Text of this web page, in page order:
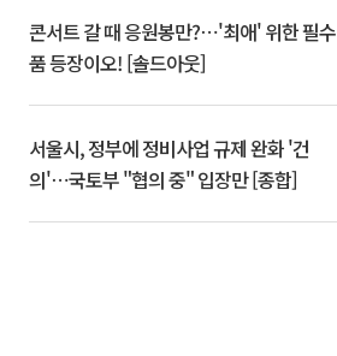
콘서트 갈 때 응원봉만?⋯'최애' 위한 필수
품 등장이오! [솔드아웃]
서울시, 정부에 정비사업 규제 완화 '건
의'⋯국토부 "협의 중" 입장만 [종합]